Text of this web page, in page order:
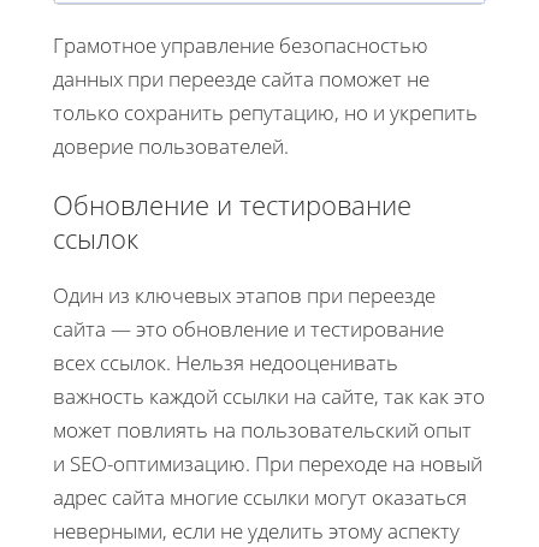
Грамотное управление безопасностью
данных при переезде сайта поможет не
только сохранить репутацию, но и укрепить
доверие пользователей.
Обновление и тестирование
ссылок
Один из ключевых этапов при переезде
сайта — это обновление и тестирование
всех ссылок. Нельзя недооценивать
важность каждой ссылки на сайте, так как это
может повлиять на пользовательский опыт
и SEO-оптимизацию. При переходе на новый
адрес сайта многие ссылки могут оказаться
неверными, если не уделить этому аспекту